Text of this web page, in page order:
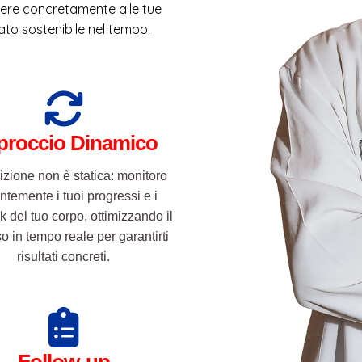
concretamente alle tue
sostenibile nel tempo.
Dinamico
non è statica: monitoro
i tuoi progressi e i
del tuo corpo, ottimizzando il
in tempo reale per garantirti
risultati concreti.